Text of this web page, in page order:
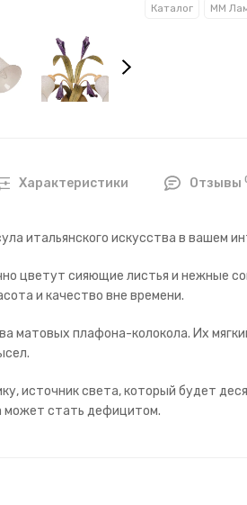
Каталог
Характеристики Отзывы
итальянского искусства в вашем
цветут сияющие листья и нежные
и качество вне времени.
матовых плафона-колокола. Их
источник света, который будет
может стать дефицитом.